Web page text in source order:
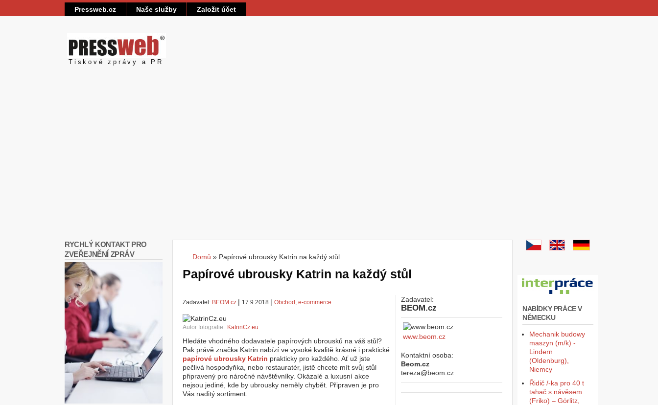
Pressweb.cz Naše služby Založit účet
Pressweb
Tiskové zprávy a PR
Jste zde
Domů » Papírové ubrousky Katrin na každý stůl
Papírové ubrousky Katrin na každý stůl
Zadavatel: BEOM.cz | 17.9.2018 | Obchod, e-commerce
Autor fotografie: KatrinCz.eu
Hledáte vhodného dodavatele papírových ubrousků na váš stůl?
Pak právě značka Katrin nabízí ve vysoké kvalitě krásné i praktické
papírové ubrousky Katrin prakticky pro každého. Ať už jste
pečlivá hospodyňka, nebo restauratér, jistě chcete mít svůj stůl
připravený pro náročné návštěvníky. Okázalé a luxusní akce
nejsou jediné, kde by ubrousky neměly chybět. Připraven je pro
Vás naditý sortiment.
Zadavatel:
BEOM.cz
www.beom.cz
Kontaktní osoba:
Beom.cz
tereza@beom.cz
RYCHLÝ KONTAKT PRO
ZVEŘEJNĚNÍ ZPRÁV
NABÍDKY PRÁCE V
NĚMECKU
Mechanik budowy
maszyn (m/k) -
Lindern
(Oldenburg),
Niemcy
Řidič /-ka pro 40 t
tahač s návěsem
(Friko) – Görlitz,